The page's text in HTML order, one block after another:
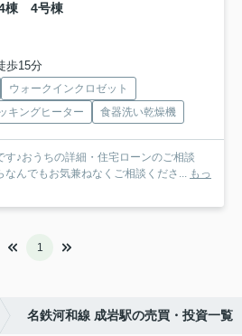
棟 4号棟
歩15分
ウォークインクロゼット
キングヒーター 食器洗い乾燥機
す♪おうちの詳細・住宅ローンのご相談
んでもお気兼ねなくご相談くださ... もっ
1
名鉄河和線 成岩駅の売買・投資一覧